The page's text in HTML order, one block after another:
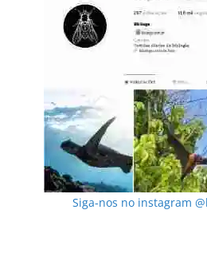
Siga-nos no instagram